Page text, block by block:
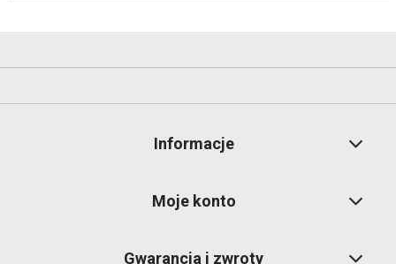
Informacje
Moje konto
Gwarancja i zwroty